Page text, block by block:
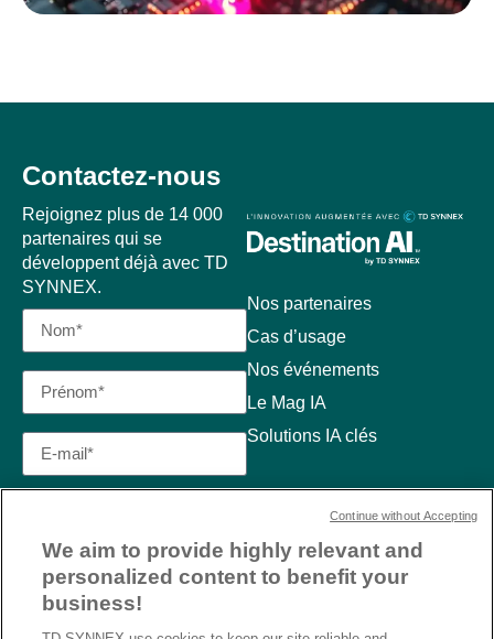
Nos partenaires
Cas d’usage
Nos événements
Le Mag IA
Solutions IA clés
Contactez-nous
Rejoignez plus de 14 000
partenaires qui se
développent déjà avec TD
SYNNEX.
We aim to provide highly relevant and
personalized content to benefit your
business!
Continue without Accepting